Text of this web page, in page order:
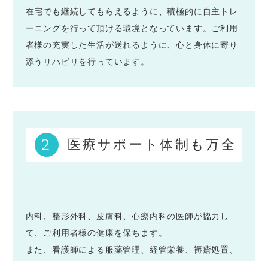
在宅でも継続してもらえるように、積極的に自主トレ
ーニングを行って頂ける環境となっています。ご利用
者様の充実した生活が送れるように、心と身体に寄り
添うリハビリを行っています。
2 医療サポート体制も万全
内科、整形外科、皮膚科、心療内科の医師が協力し
て、ご利用者様の健康を保ちます。
また、看護師による服薬管理、経管栄養、褥瘡処置、